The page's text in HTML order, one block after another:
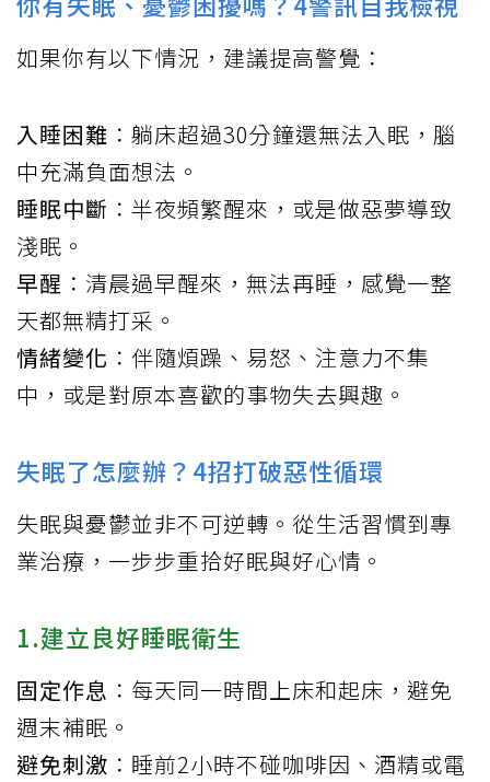
如果你有以下情況，建議提高警覺：
入睡困難 ：躺床超過30分鐘還無法入眠，腦
中充滿負面想法。
睡眠中斷 ：半夜頻繁醒來，或是做惡夢導致
淺眠。
早醒 ：清晨過早醒來，無法再睡，感覺一整
天都無精打采。
情緒變化 ：伴隨煩躁、易怒、注意力不集
中，或是對原本喜歡的事物失去興趣。
失眠了怎麼辦？4招打破惡性循環
失眠與憂鬱並非不可逆轉。從生活習慣到專
業治療，一步步重拾好眠與好心情。
1.建立良好睡眠衛生
固定作息 ：每天同一時間上床和起床，避免
週末補眠。
避免刺激 ：睡前2小時不碰咖啡因、酒精或電